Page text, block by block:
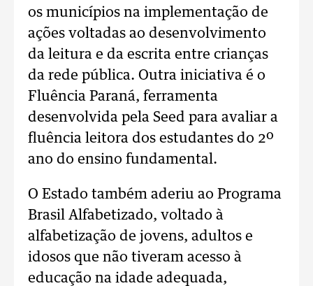
os municípios na implementação de
ações voltadas ao desenvolvimento
da leitura e da escrita entre crianças
da rede pública. Outra iniciativa é o
Fluência Paraná, ferramenta
desenvolvida pela Seed para avaliar a
fluência leitora dos estudantes do 2º
ano do ensino fundamental.
O Estado também aderiu ao Programa
Brasil Alfabetizado, voltado à
alfabetização de jovens, adultos e
idosos que não tiveram acesso à
educação na idade adequada,